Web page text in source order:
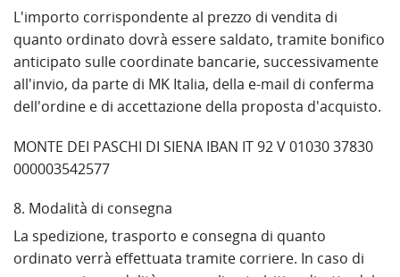
L'importo corrispondente al prezzo di vendita di
quanto ordinato dovrà essere saldato, tramite bonifico
anticipato sulle coordinate bancarie, successivamente
all'invio, da parte di MK Italia, della e-mail di conferma
dell'ordine e di accettazione della proposta d'acquisto.
MONTE DEI PASCHI DI SIENA IBAN IT 92 V 01030 37830
000003542577
8. Modalità di consegna
La spedizione, trasporto e consegna di quanto
ordinato verrà effettuata tramite corriere. In caso di